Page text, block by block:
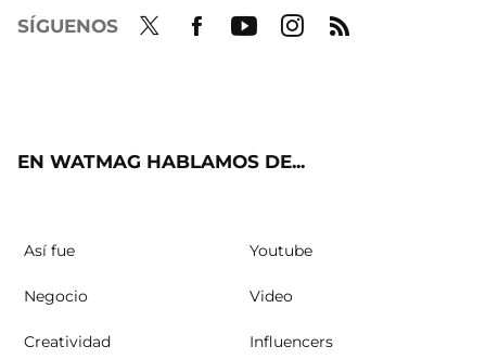
SÍGUENOS
EN WATMAG HABLAMOS DE...
Así fue Youtube
Negocio Video
Creatividad Influencers